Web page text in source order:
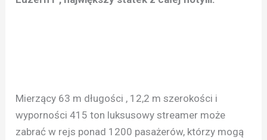
Mierzący 63 m długości , 12,2 m szerokości i
wyporności 415 ton luksusowy streamer może
zabrać w rejs ponad 1200 pasażerów, którzy mogą